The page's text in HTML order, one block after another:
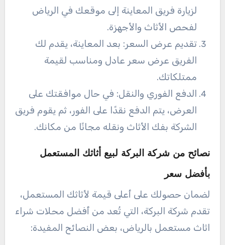
لزيارة فريق المعاينة إلى موقعك في الرياض
لفحص الأثاث والأجهزة.
تقديم عرض السعر: بعد المعاينة، يقدم لك
الفريق عرض سعر عادل ومناسب لقيمة
ممتلكاتك.
الدفع الفوري والنقل: في حال موافقتك على
العرض، يتم الدفع نقدًا على الفور، ثم يقوم فريق
الشركة بفك الأثاث ونقله مجانًا من مكانك.
نصائح من شركة البركة لبيع أثاثك المستعمل
بأفضل سعر
لضمان حصولك على أعلى قيمة لأثاثك المستعمل،
تقدم شركة البركة، التي تُعد من أفضل محلات شراء
اثاث مستعمل بالرياض، بعض النصائح المفيدة: